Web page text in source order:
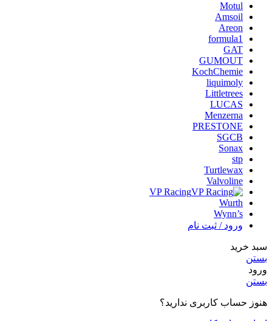
Motul
Amsoil
Areon
formula1
GAT
GUMOUT
KochChemie
liquimoly
Littletrees
LUCAS
Menzerna
PRESTONE
SGCB
Sonax
stp
Turtlewax
Valvoline
VP Racing
Wurth
Wynn’s
ورود / ثبت نام
سبد خرید
بستن
ورود
بستن
هنوز حساب کاربری ندارید؟